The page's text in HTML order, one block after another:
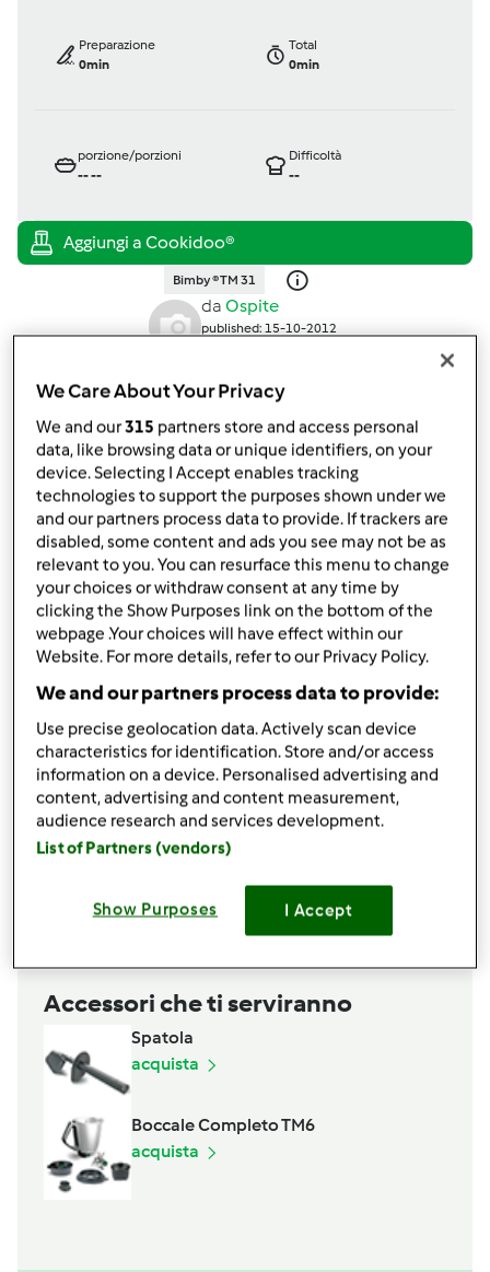
Preparazione
0min
Total
0min
porzione/porzioni
----
Difficoltà
--
Bimby ® TM 31
da Ospite
published: 15-10-2012
Aggiungi alle mie raccolte
condividi la ricetta
Ingredienti
200 gr di mele
100 gr di nocciole
cucchiaio
di succo di limone
50 gr di zucchero di canna integrale
80 gr di farina tipo 1
20 gr di cacao
4uova
mezza bustinadi,cremortartaro
unpizzicodi sale
Aggiungi alla lista della spesa
Accessori che ti serviranno
Spatola
acquista
Boccale Completo TM6
acquista
We Care About Your Privacy
We and our315 partners store and access personal
data, like browsing data or unique identifiers, on your
device. Selecting I Accept enables tracking
technologies to support the purposes shown under we
and our partners process data to provide. If trackers are
disabled, some content and ads you see may not be as
relevant to you. You can resurface this menu to change
your choices or withdraw consent at any time by
clicking the Show Purposes link on the bottom of the
webpage .Your choices will have effect within our
Website. For more details, refer to our Privacy Policy.
We and our partners process data to provide:
Use precise geolocation data. Actively scan device
characteristics for identification. Store and/or access
information on a device. Personalised advertising and
content, advertising and content measurement,
audience research and services development.
List of Partners (vendors)
Show Purposes I Accept